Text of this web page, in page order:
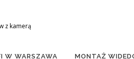
z kamerą
W WARSZAWA MONTAŻ